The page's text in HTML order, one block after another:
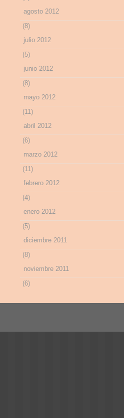
agosto 2012
(8)
julio 2012
(5)
junio 2012
(8)
mayo 2012
(11)
abril 2012
(6)
marzo 2012
(11)
febrero 2012
(4)
enero 2012
(5)
diciembre 2011
(8)
noviembre 2011
(6)